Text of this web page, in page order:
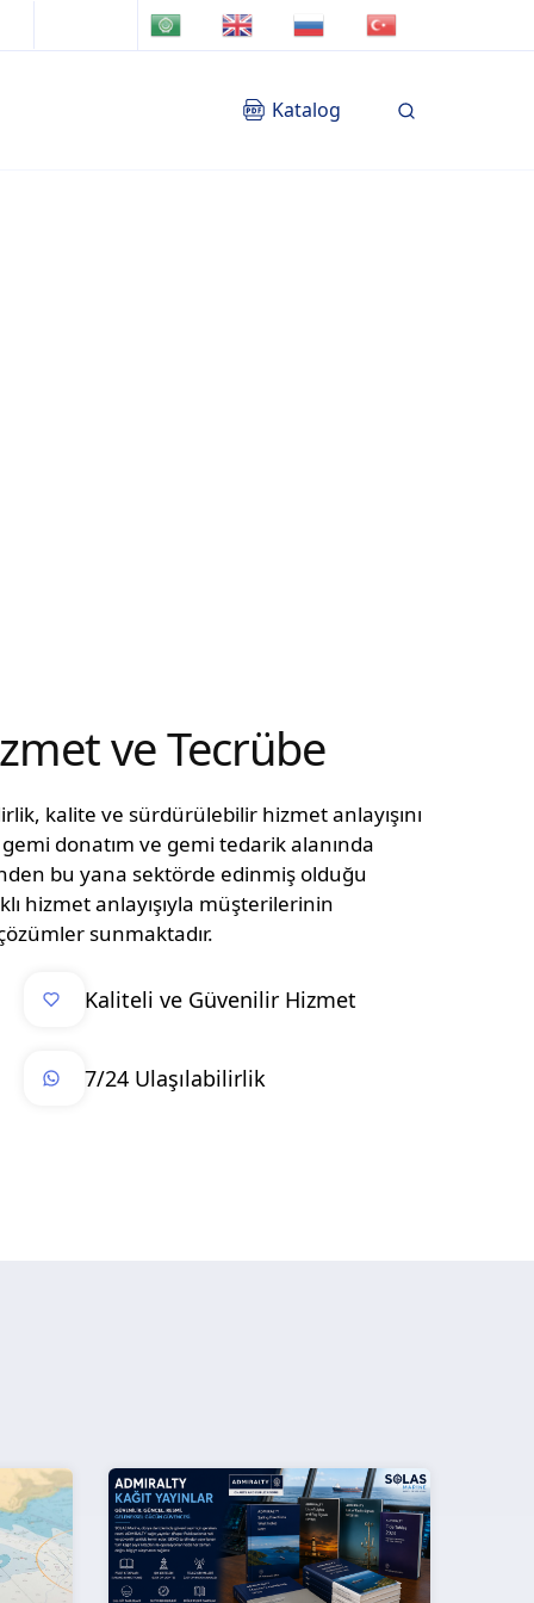
Katalog
ve Tecrübe
kalite ve sürdürülebilir hizmet anlayışını
donatım ve gemi tedarik alanında
bu yana sektörde edinmiş olduğu
hizmet anlayışıyla müşterilerinin
sunmaktadır.
Kaliteli ve Güvenilir Hizmet
7/24 Ulaşılabilirlik